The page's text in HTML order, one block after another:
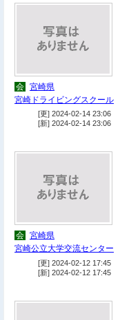
会 宮崎県
宮崎ドライビングスクール
[更] 2024-02-14 23:06
[新] 2024-02-14 23:06
会 宮崎県
宮崎公立大学交流センター
[更] 2024-02-12 17:45
[新] 2024-02-12 17:45